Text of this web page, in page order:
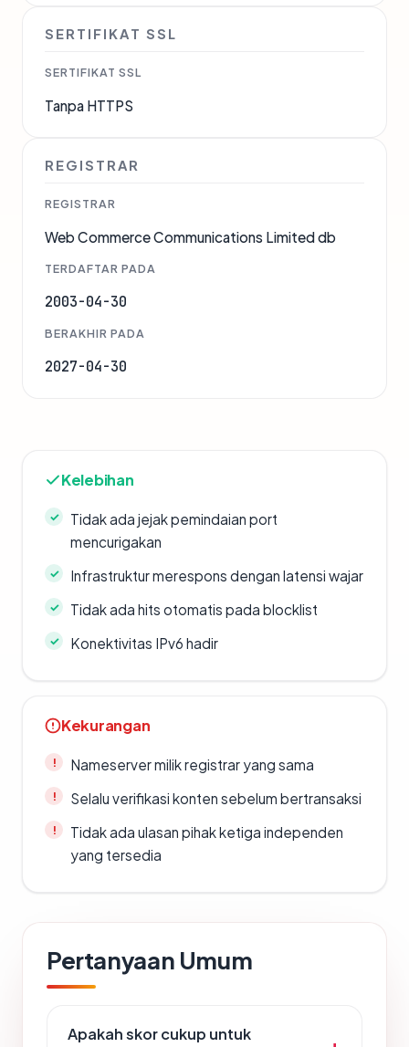
SERTIFIKAT SSL
SERTIFIKAT SSL
Tanpa HTTPS
REGISTRAR
REGISTRAR
Web Commerce Communications Limited db
TERDAFTAR PADA
2003-04-30
BERAKHIR PADA
2027-04-30
Kelebihan
Tidak ada jejak pemindaian port
mencurigakan
Infrastruktur merespons dengan latensi wajar
Tidak ada hits otomatis pada blocklist
Konektivitas IPv6 hadir
Kekurangan
Nameserver milik registrar yang sama
Selalu verifikasi konten sebelum bertransaksi
Tidak ada ulasan pihak ketiga independen
yang tersedia
Pertanyaan Umum
Apakah skor cukup untuk